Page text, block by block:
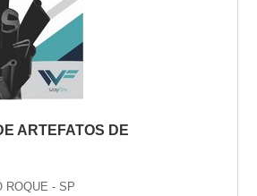
ARTEFATOS DE
ROQUE - SP